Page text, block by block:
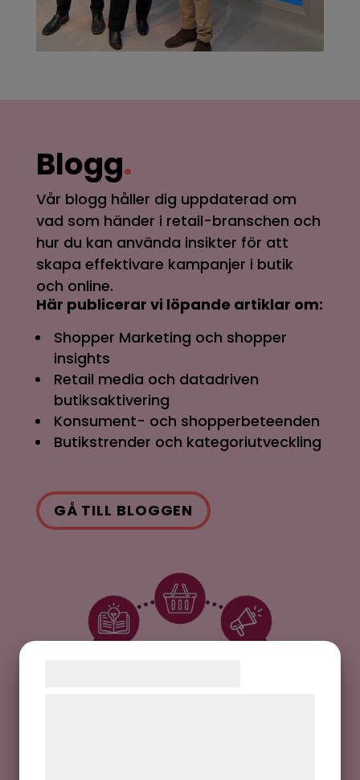
Blogg.
Vår blogg håller dig uppdaterad om
vad som händer i retail-branschen och
hur du kan använda insikter för att
skapa effektivare kampanjer i butik
och online.
Här publicerar vi löpande artiklar om:
Shopper Marketing och shopper
insights
Retail media och datadriven
butiksaktivering
Konsument- och shopperbeteenden
Butikstrender och kategoriutveckling
GÅ TILL BLOGGEN